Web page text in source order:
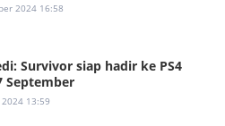
2024 16:58
Survivor siap hadir ke PS4
September
2024 13:59